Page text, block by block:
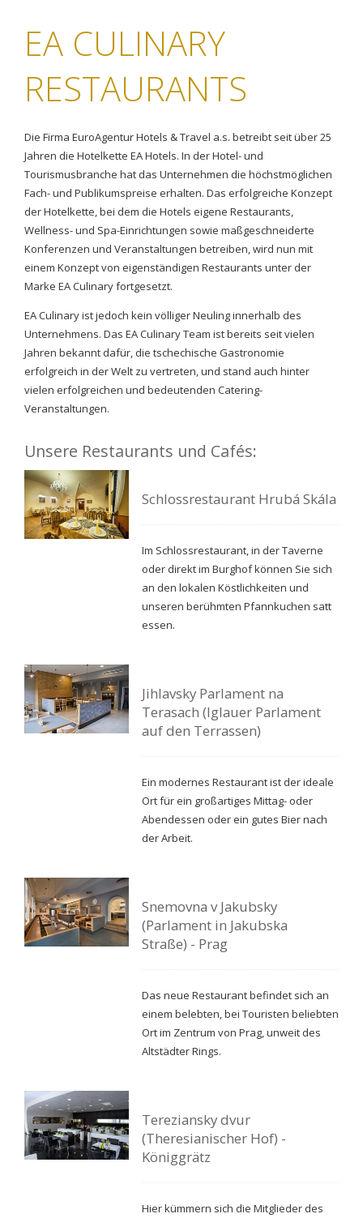
EA CULINARY
RESTAURANTS
Die Firma EuroAgentur Hotels & Travel a.s. betreibt seit über 25
Jahren die Hotelkette EA Hotels. In der Hotel- und
Tourismusbranche hat das Unternehmen die höchstmöglichen
Fach- und Publikumspreise erhalten. Das erfolgreiche Konzept
der Hotelkette, bei dem die Hotels eigene Restaurants,
Wellness- und Spa-Einrichtungen sowie maßgeschneiderte
Konferenzen und Veranstaltungen betreiben, wird nun mit
einem Konzept von eigenständigen Restaurants unter der
Marke EA Culinary fortgesetzt.
EA Culinary ist jedoch kein völliger Neuling innerhalb des
Unternehmens. Das EA Culinary Team ist bereits seit vielen
Jahren bekannt dafür, die tschechische Gastronomie
erfolgreich in der Welt zu vertreten, und stand auch hinter
vielen erfolgreichen und bedeutenden Catering-
Veranstaltungen.
Unsere Restaurants und Cafés:
Schlossrestaurant Hrubá Skála
Im Schlossrestaurant, in der Taverne
oder direkt im Burghof können Sie sich
an den lokalen Köstlichkeiten und
unseren berühmten Pfannkuchen satt
essen.
Jihlavsky Parlament na
Terasach (Iglauer Parlament
auf den Terrassen)
Ein modernes Restaurant ist der ideale
Ort für ein großartiges Mittag- oder
Abendessen oder ein gutes Bier nach
der Arbeit.
Snemovna v Jakubsky
(Parlament in Jakubska
Straße) - Prag
Das neue Restaurant befindet sich an
einem belebten, bei Touristen beliebten
Ort im Zentrum von Prag, unweit des
Altstädter Rings.
Tereziansky dvur
(Theresianischer Hof) -
Königgrätz
Hier kümmern sich die Mitglieder des